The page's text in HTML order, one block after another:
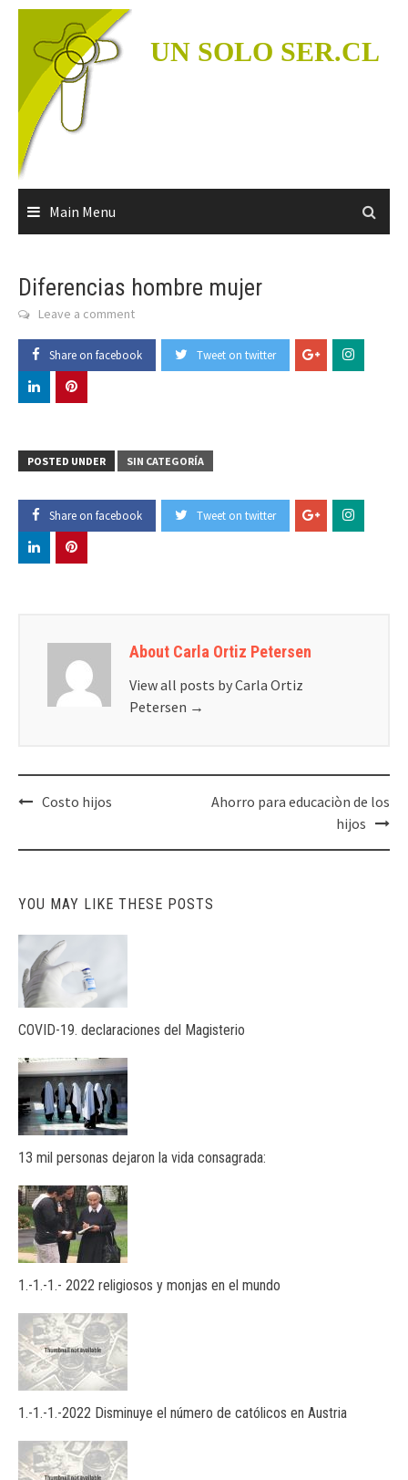
Skip
content
UN SOLO SER.CL
Main Menu
Diferencias hombre mujer
Leave a comment
Share on facebook Tweet on twitter
POSTED UNDER SIN CATEGORÍA
Share on facebook Tweet on twitter
About Carla Ortiz Petersen
View all posts by Carla Ortiz
Petersen →
PostCosto hijos
Ahorro para educaciòn de los
hijos
YOU MAY LIKE THESE POSTS
COVID-19. declaraciones del Magisterio
13 mil personas dejaron la vida consagrada:
1.-1.-1.- 2022 religiosos y monjas en el mundo
1.-1.-1.-2022 Disminuye el número de católicos en Austria